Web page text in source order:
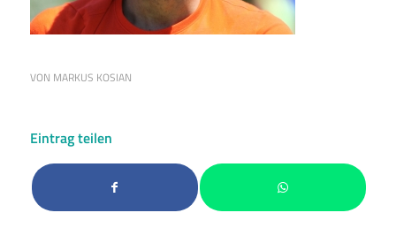
VON MARKUS KOSIAN
Eintrag teilen